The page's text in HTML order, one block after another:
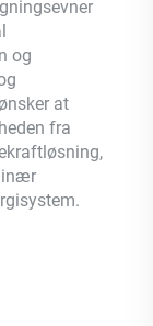
og
at
fra